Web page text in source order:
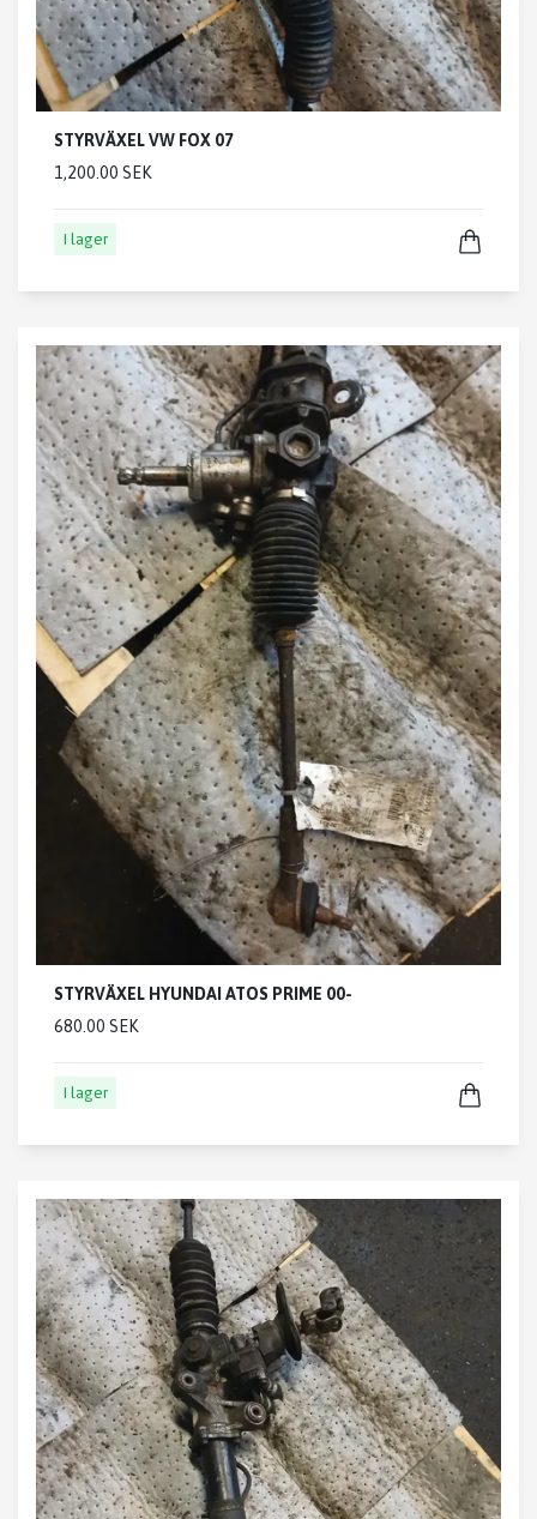
STYRVÄXEL VW FOX 07
1,200.00 SEK
I lager
STYRVÄXEL HYUNDAI ATOS PRIME 00-
680.00 SEK
I lager